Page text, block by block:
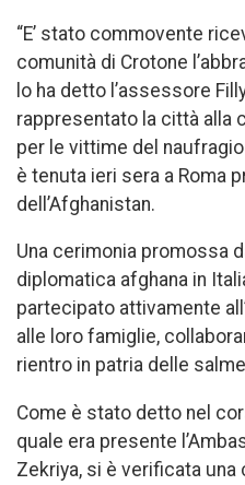
“E’ stato commovente
comunità di Crotone
lo ha detto l’assessore
rappresentato la città alla
per le vittime del
è tenuta ieri sera a Roma
dell’Afghanistan.
Una cerimonia promossa
diplomatica afghana in
partecipato attivamente
alle loro famiglie,
rientro in patria delle
Come è stato detto nel
quale era presente
Zekriya, si è verificata